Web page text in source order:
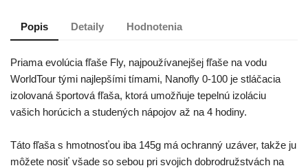
Popis Detaily Hodnotenia
Priama evolúcia fľaše Fly, najpoužívanejšej fľaše na vodu
WorldTour tými najlepšími tímami, Nanofly 0-100 je stláčacia
izolovaná športová fľaša, ktorá umožňuje tepelnú izoláciu
vašich horúcich a studených nápojov až na 4 hodiny.
Táto fľaša s hmotnosťou iba 145g má ochranný uzáver, takže ju
môžete nosiť všade so sebou pri svojich dobrodružstvách na